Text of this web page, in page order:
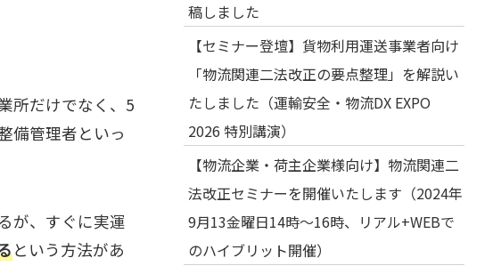
所だけでなく、5
備管理者といっ
が、すぐに実運
という方法があ
稿しました
【セミナー登壇】貨物利用運送事業者向け
「物流関連二法改正の要点整理」を解説い
たしました（運輸安全・物流DX EXPO
2026 特別講演）
【物流企業・荷主企業様向け】物流関連二
法改正セミナーを開催いたします（2024年
9月13金曜日14時～16時、リアル+WEBで
のハイブリット開催）